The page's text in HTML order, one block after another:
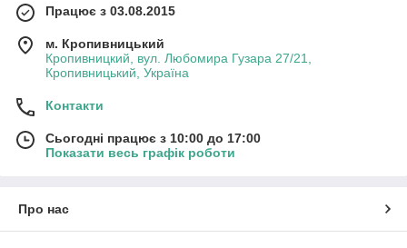
Працює з 03.08.2015
м. Кропивницький
Кропивницкий, вул. Любомира Гузара 27/21,
Кропивницький, Україна
Контакти
Сьогодні працює з 10:00 до 17:00
Показати весь графік роботи
Про нас